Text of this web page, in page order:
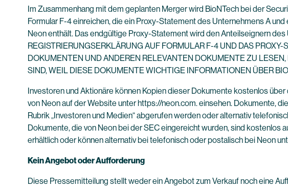
Im Zusammenhang mit dem geplanten Merger wird BioNTech bei der
Formular F-4 einreichen, die ein Proxy-Statement des Unternehmens A
Neon enthält. Das endgültige Proxy-Statement wird den Anteilseignern
REGISTRIERUNGSERKLÄRUNG AUF FORMULAR F-4 UND DAS
DOKUMENTEN UND ANDEREN RELEVANTEN DOKUMENTE ZU
SIND, WEIL DIESE DOKUMENTE WICHTIGE INFORMATIONEN ÜBER
Investoren und Aktionäre können Kopien dieser Dokumente kostenlos
von Neon auf der Website unter https://neon.com. einsehen. Dokumente,
Rubrik „Investoren und Medien“ abgerufen werden oder alternativ
Dokumente, die von Neon bei der SEC eingereicht wurden, sind
erhältlich oder können alternativ bei telefonisch oder postalisch bei Neon
Kein Angebot oder Aufforderung
Diese Pressemitteilung stellt weder ein Angebot zum Verkauf noch eine